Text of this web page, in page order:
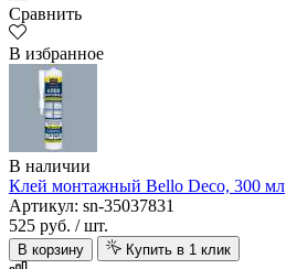
Сравнить
В избранное
В наличии
Клей монтажный Bello Deco, 300 мл
Артикул: sn-35037831
525 руб. / шт.
В корзину Купить в 1 клик